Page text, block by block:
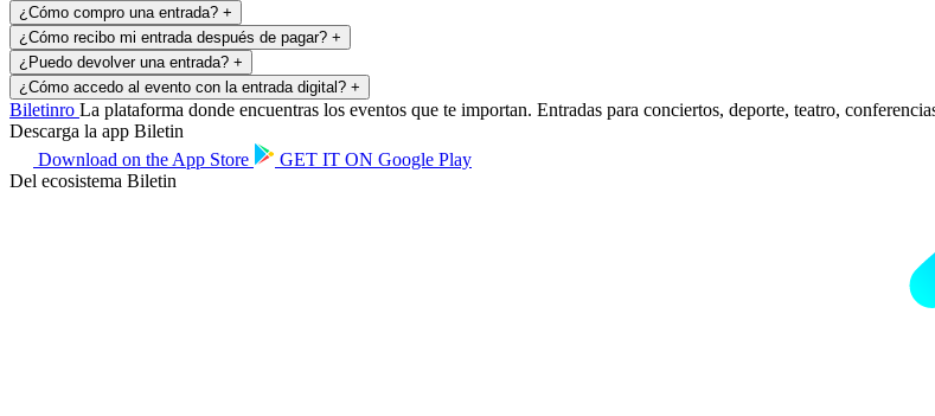
¿Cómo compro una entrada? +
¿Cómo recibo mi entrada después de pagar? +
¿Puedo devolver una entrada? +
¿Cómo accedo al evento con la entrada digital? +
Biletinro La plataforma donde encuentras los eventos que te importan. Entradas para conciertos, deporte, teatro,
Descarga la app Biletin
Download on the App Store GET IT ON Google Play
Del ecosistema Biletin